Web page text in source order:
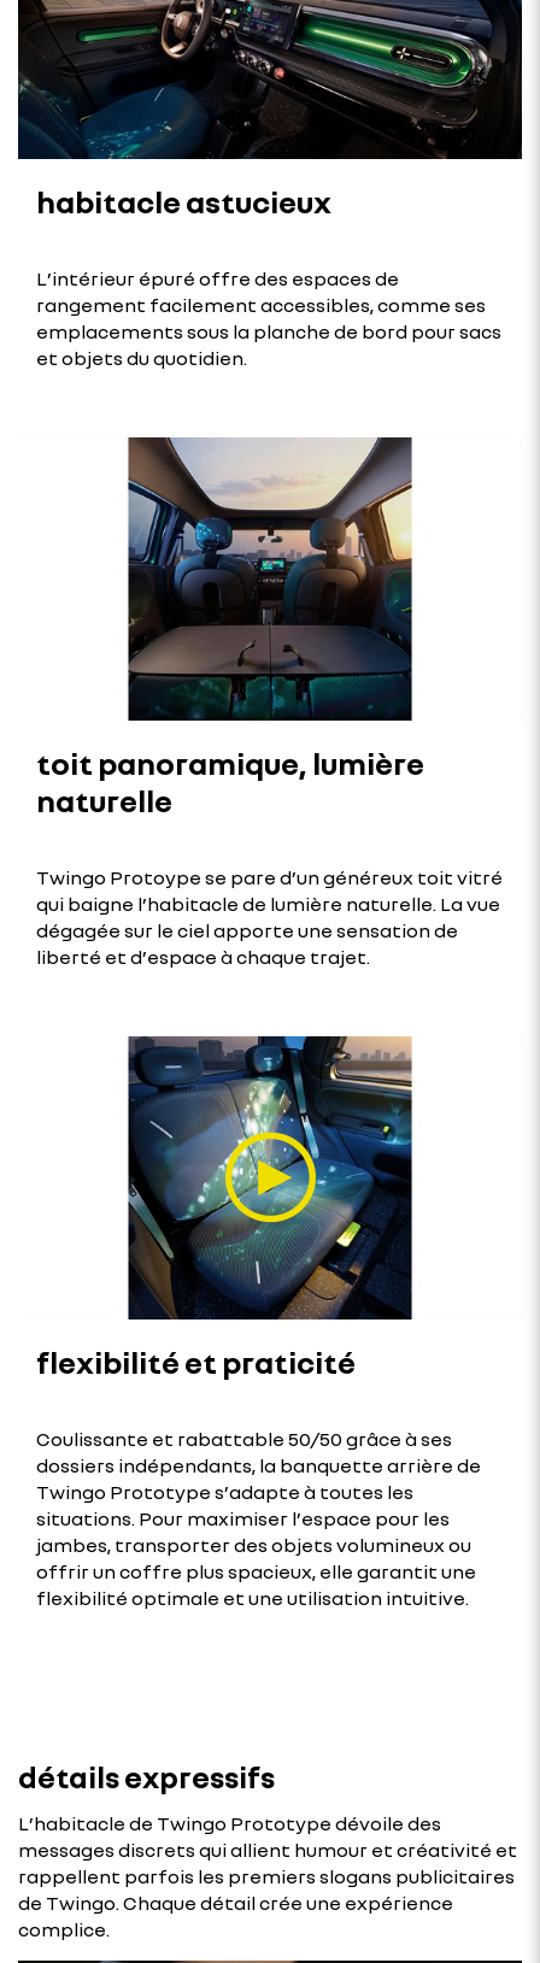
habitacle astucieux
L’intérieur épuré offre des espaces de
rangement facilement accessibles, comme ses
emplacements sous la planche de bord pour sacs
et objets du quotidien.
toit panoramique, lumière
naturelle
Twingo Protoype se pare d’un généreux toit vitré
qui baigne l’habitacle de lumière naturelle. La vue
dégagée sur le ciel apporte une sensation de
liberté et d’espace à chaque trajet.
flexibilité et praticité
Coulissante et rabattable 50/50 grâce à ses
dossiers indépendants, la banquette arrière de
Twingo Prototype s’adapte à toutes les
situations. Pour maximiser l’espace pour les
jambes, transporter des objets volumineux ou
offrir un coffre plus spacieux, elle garantit une
flexibilité optimale et une utilisation intuitive.
détails expressifs
L’habitacle de Twingo Prototype dévoile des
messages discrets qui allient humour et créativité et
rappellent parfois les premiers slogans publicitaires
de Twingo. Chaque détail crée une expérience
complice.